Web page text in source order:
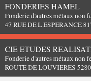
FONDERIES HAMEL
Fonderie d'autres métaux non
47 RUE DE L ESPERANCE
CIE ETUDES
Fonderie d'autres métaux non
ROUTE DE LOUVIERES